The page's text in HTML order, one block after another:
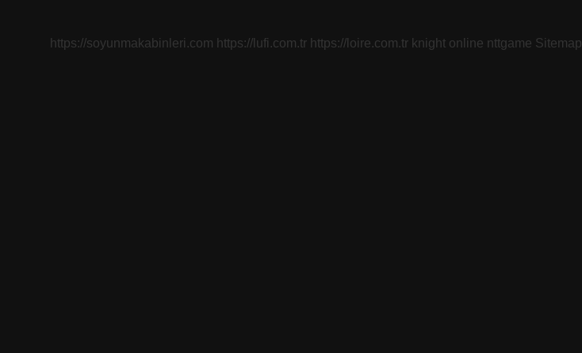
https://soyunmakabinleri.com https://lufi.com.tr https://loire.com.tr knight online nttgame Sitemap